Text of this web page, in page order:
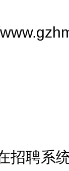
聘系统